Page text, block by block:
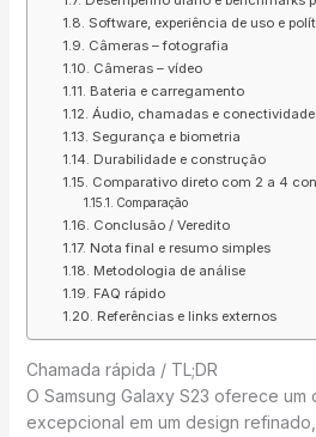
Software, experiência de uso e
Câmeras – fotografia
Câmeras – vídeo
Bateria e carregamento
Áudio, chamadas e conectividade
Segurança e biometria
Durabilidade e construção
Comparativo direto com 2 a 4
Comparação
Conclusão / Veredito
Nota final e resumo simples
Metodologia de análise
FAQ rápido
Referências e links externos
Chamada rápida / TL;DR
O Samsung Galaxy S23 oferece um
excepcional em um design